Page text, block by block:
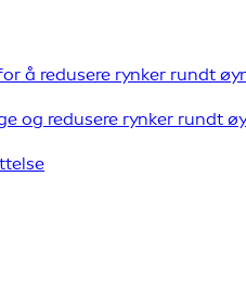
å redusere rynker rundt
og redusere rynker rundt